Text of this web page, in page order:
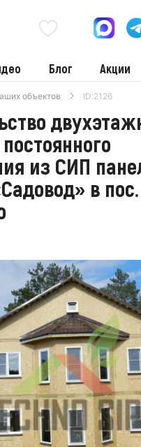
Блог Акции
объектов ID:2126
из СИП
в пос.